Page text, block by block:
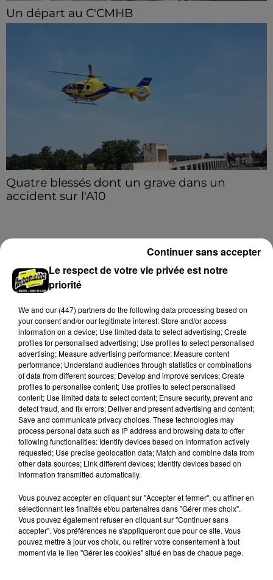
Un départ au C'CMHB
Le club chartrain a officialisé, vendredi 7 août, le
Quatre blessés dont un grave dans un
accident sur l'A10
Voir plus
Quatre blessés dont un grave dans un
accident sur l'A10
Le choc a eu lieu dans la matinée, vendredi 7 août à
LE GRAND FORMAT Voir plus
Le respect de votre vie privée est notre
priorité
We and our (447) partnersdo the following data processing based on
your consent and/or our legitimate interest: Store and/or access
information on a device; Use limited data to select advertising; Create
profiles for personalised advertising; Use profiles to select personalised
advertising; Measure advertising performance; Measure content
performance; Understand audiences through statistics or combinations
of data from different sources; Develop and improve services; Create
profiles to personalise content; Use profiles to select personalised
content; Use limited data to select content; Ensure security, prevent and
detect fraud, and fix errors; Deliver and present advertising and content;
Save and communicate privacy choices. These technologies may
process personal data such as IP address and browsing data to offer
following functionalities: Identify devices based on information actively
requested; Use precise geolocation data; Match and combine data from
other data sources; Link different devices; Identify devices based on
information transmitted automatically.
Vous pouvez accepter en cliquant sur "Accepter et fermer", ou affiner en
sélectionnant les finalités et/ou partenaires dans "Gérer mes choix".
Vous pouvez également refuser en cliquant sur "Continuer sans
accepter". Vos préférences ne s'appliqueront que pour ce site. Vous
pouvez mettre à jour vos choix, ou retirer votre consentement à tout
moment via le lien "Gérer les cookies" situé en bas de chaque page.
Continuer sans accepter